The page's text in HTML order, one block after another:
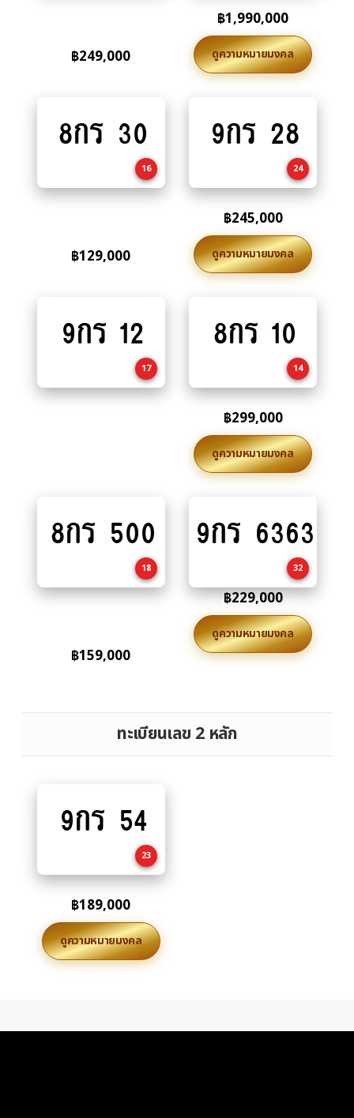
฿249,000
฿1,990,000
ดูความหมายมงคล
to
8กร 30
16
฿129,000
to
9กร 28
24
฿245,000
ดูความหมายมงคล
more
9กร 12
17
8กร 10
14
฿299,000
ดูความหมายมงคล
to
8กร 500
18
฿159,000
to
9กร 6363
32
฿229,000
ดูความหมายมงคล
ทะเบียนเลข 2 หลัก
to
9กร 54
23
฿189,000
ดูความหมายมงคล